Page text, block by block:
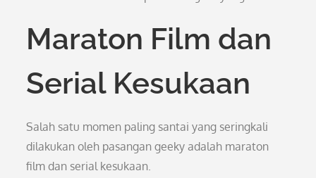
Maraton Film dan
Serial Kesukaan
Salah satu momen paling santai yang seringkali
dilakukan oleh pasangan geeky adalah maraton
film dan serial kesukaan.